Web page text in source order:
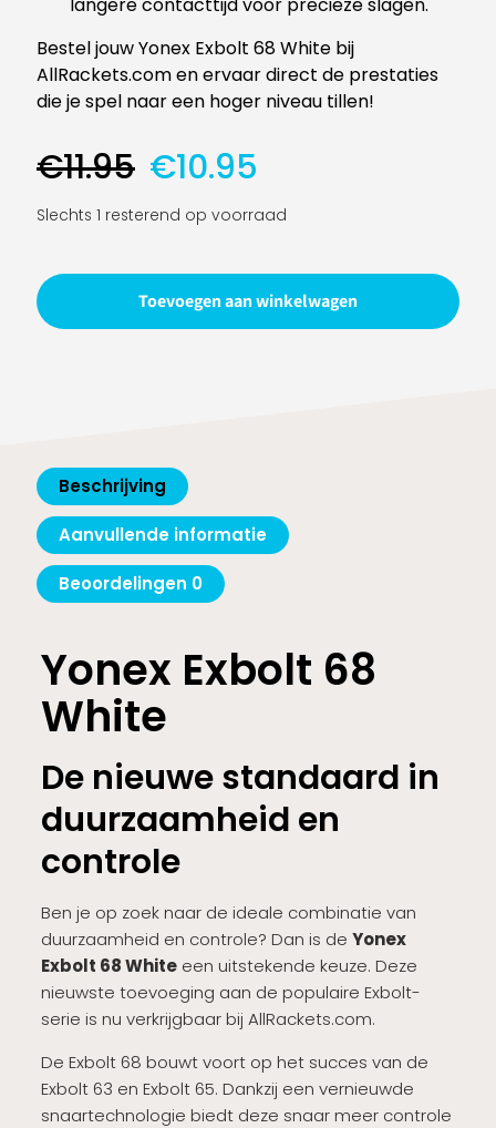
Bestel jouw Yonex Exbolt 68 White bij
AllRackets.com en ervaar direct de prestaties
die je spel naar een hoger niveau tillen!
€11.95 Oorspronkelijke
prijs
was:
€10.95
is:
Slechts 1 resterend op voorraad
Toevoegen aan winkelwagen
Beschrijving
Aanvullende informatie
Beoordelingen 0
Yonex Exbolt 68
White
De nieuwe standaard in
duurzaamheid en
controle
Ben je op zoek naar de ideale combinatie van
duurzaamheid en controle? Dan is de Yonex
Exbolt 68 Whiteeen uitstekende keuze. Deze
nieuwste toevoeging aan de populaire Exbolt-
serie is nu verkrijgbaar bij AllRackets.com.
De Exbolt 68 bouwt voort op het succes van de
Exbolt 63 en Exbolt 65. Dankzij een vernieuwde
snaartechnologie biedt deze snaar meer controle